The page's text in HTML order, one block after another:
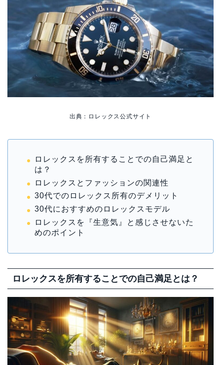
出典：ロレックス公式サイト
ロレックスを所有することでの自己満足と
は？
ロレックスとファッションの関連性
30代でのロレックス所有のデメリット
30代におすすめのロレックスモデル
ロレックスを『生意気』と感じさせないた
めのポイント
ロレックスを所有することでの自己満足とは？